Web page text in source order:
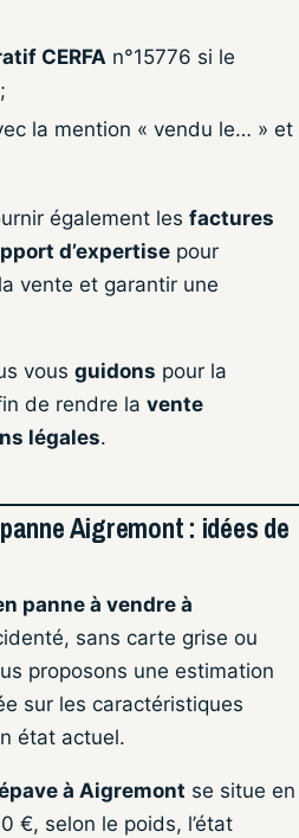
CERFA n°15776 si le
la mention « vendu le… » et
également les factures
d’expertise pour
vente et garantir une
vous guidons pour la
de rendre la vente
légales.
Aigremont : idées de
panne à vendre à
sans carte grise ou
proposons une estimation
sur les caractéristiques
état actuel.
à Aigremont se situe en
€, selon le poids, l’état